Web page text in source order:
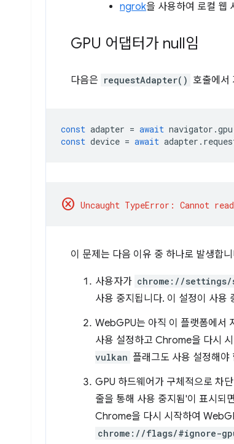
ngrok을 사용하여 로컬 웹
GPU 어댑터가 null임
다음은 requestAdapter() 호출에서
const adapter = await navigator .gpu
const device = await adapter .
cancel
이 문제는 다음 이유 중 하나로 발생합
사용자가 chrome://settings/
사용 중지됩니다. 이 설정이 사용
WebGPU는 아직 이 플랫폼에서
사용 설정하고 Chrome을 다시
vulkan 플래그도 사용 설정해야
GPU 하드웨어가 구체적으로 차
줄을 통해 사용 중지됨'이 표시되면
Chrome을 다시 시작하여
chrome://flags/#ignore-